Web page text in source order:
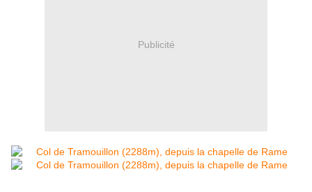
Publicité